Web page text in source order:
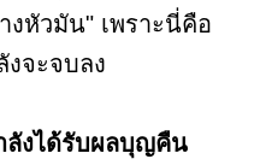
งหัวมัน" เพราะนี่คือ
งจะจบลง
ลังได้รับผลบุญคืน